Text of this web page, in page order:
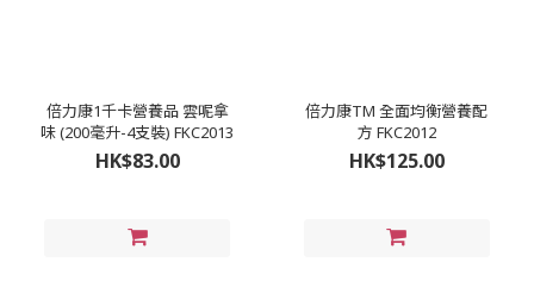
倍力康1千卡營養品 雲呢拿
味 (200毫升-4支裝) FKC2013
HK$83.00
倍力康TM 全面均衡營養配
方 FKC2012
HK$125.00